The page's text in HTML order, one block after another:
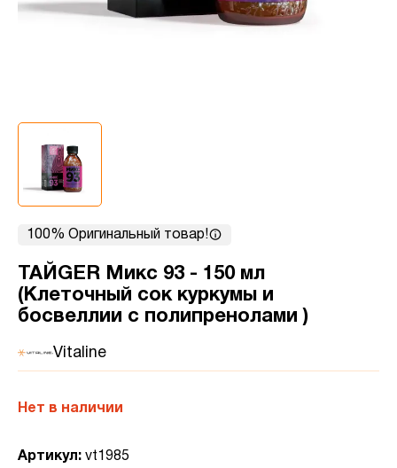
100% Оригинальный товар!
ТАЙGER Микс 93 - 150 мл
(Клеточный сок куркумы и
босвеллии с полипренолами )
Vitaline
Нет в наличии
Артикул: vt1985